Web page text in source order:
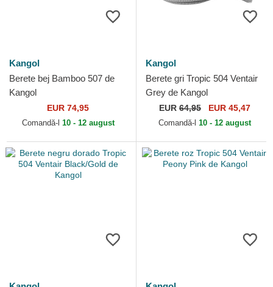
Kangol
Berete bej Bamboo 507 de
Kangol
EUR 74,95
Comandă-l 10 - 12 august
Kangol
Berete gri Tropic 504 Ventair
Grey de Kangol
EUR 64,95 EUR 45,47
Comandă-l 10 - 12 august